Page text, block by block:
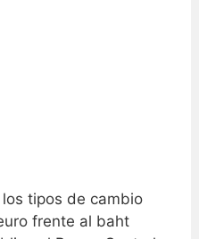
tipos de cambio
frente al baht